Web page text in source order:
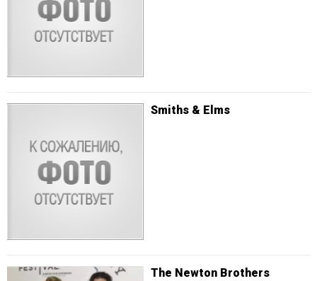
Smiths & Elms
The Newton Brothers